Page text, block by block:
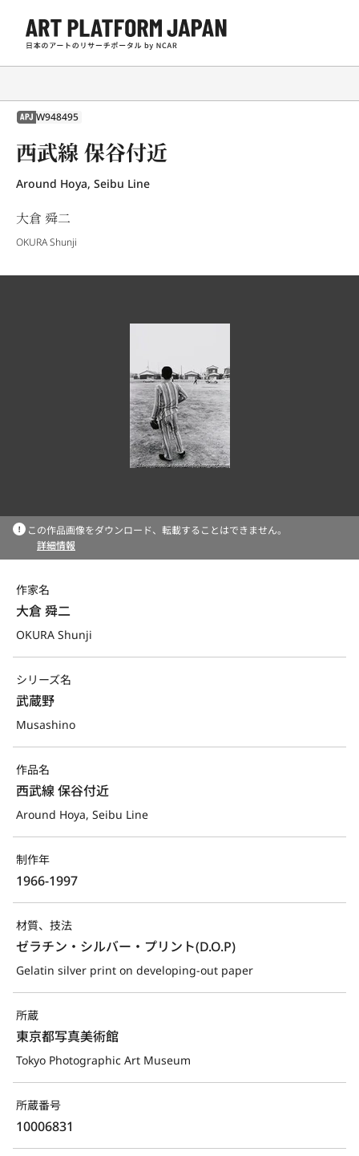
APJ W948495
西武線 保谷付近
Around Hoya, Seibu Line
大倉 舜二
OKURA Shunji
この作品画像をダウンロード、転載することはできません。
詳細情報
作家名
大倉 舜二
OKURA Shunji
シリーズ名
武蔵野
Musashino
作品名
西武線 保谷付近
Around Hoya, Seibu Line
制作年
1966-1997
材質、技法
ゼラチン・シルバー・プリント(D.O.P)
Gelatin silver print on developing-out paper
所蔵
東京都写真美術館
Tokyo Photographic Art Museum
所蔵番号
10006831